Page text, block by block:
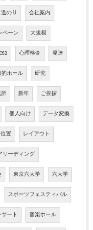
道のり 会社案内
ペーン 大規模
心理検査 発達
ホール 研究
新年 ご挨拶
個人向け データ変換
置 レイアウト
リーディング
東京六大学 六大学
スポーツフェスティバル
ート 音楽ホール